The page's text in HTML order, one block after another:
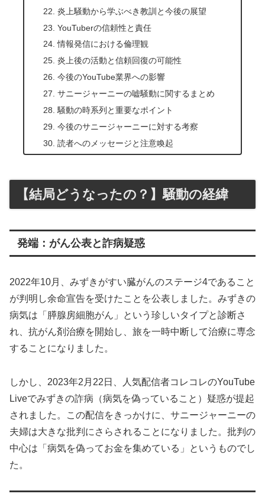
炎上騒動から学ぶべき教訓と今後の展望
YouTuberの信頼性と責任
情報発信における倫理観
炎上後の活動と信頼回復の可能性
今後のYouTube業界への影響
サニージャーニーの嘘騒動に関するまとめ
騒動の時系列と重要なポイント
今後のサニージャーニーに対する考察
読者へのメッセージと注意喚起
【結局どうなったの？】騒動の経緯
発端：がん公表と詐病疑惑
2022年10月、みずきがすい臓がんのステージ4であること
が判明し余命宣告を受けたことを公表しました。みずきの
病気は「膵腺房細胞がん」という珍しいタイプと診断さ
れ、抗がん剤治療を開始し、旅を一時中断して治療に専念
することになりました。
しかし、2023年2月22日、人気配信者コレコレのYouTube
Liveでみずきの詐病（病気を偽っていること）疑惑が提起
されました。この配信をきっかけに、サニージャーニーの
夫婦は大きな批判にさらされることになりました。批判の
中心は「病気を偽ってお金を集めている」というものでし
た。